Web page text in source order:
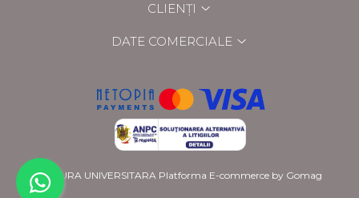
CLIENȚI
DATE COMERCIALE
EDITURA UNIVERSITARA Platforma E-commerce by Gomag